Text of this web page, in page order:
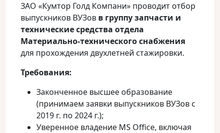
ЗАО «Кумтор Голд Компани» проводит отбор
выпускников ВУЗов в группузапчасти и
технические средства отдела
Материально-технического снабжения
для прохождения двухлетней стажировки.
Требования:
Законченное высшее образование
(принимаем заявки выпускников ВУЗов с
2019 г. по 2024 г.);
Уверенное владение MS Office, включая